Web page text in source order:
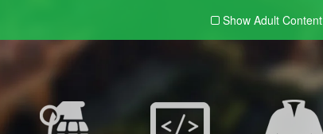
Show Adult Content